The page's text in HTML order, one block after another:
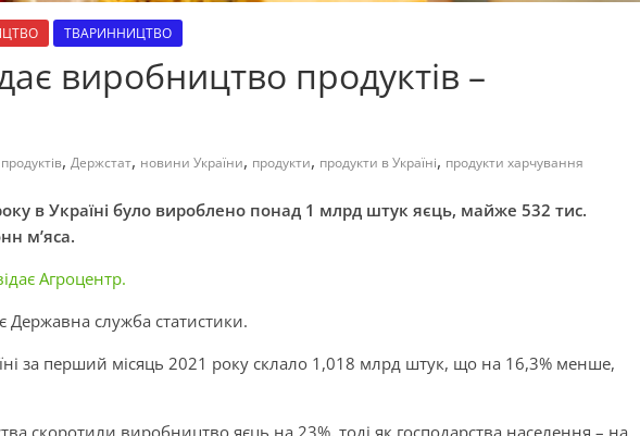
ТВАРИННИЦТВО
виробництво продуктів –
, Держстат, новини України, продукти, продукти в Україні, продукти харчування
в Україні було вироблено понад 1 млрд штук яєць, майже 532 тис.
м’яса.
Агроцентр.
Державна служба статистики.
за перший місяць 2021 року склало 1,018 млрд штук, що на 16,3% менше,
скоротили виробництво яєць на 23%, тоді як господарства населення – на